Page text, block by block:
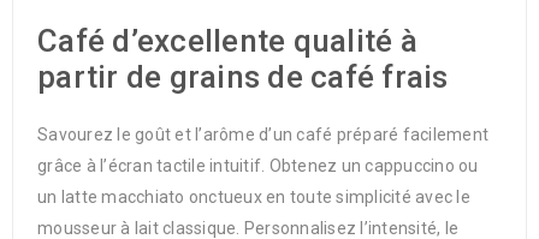
Café d’excellente qualité à
partir de grains de café frais
Savourez le goût et l’arôme d’un café préparé facilement
grâce à l’écran tactile intuitif. Obtenez un cappuccino ou
un latte macchiato onctueux en toute simplicité avec le
mousseur à lait classique. Personnalisez l’intensité, le